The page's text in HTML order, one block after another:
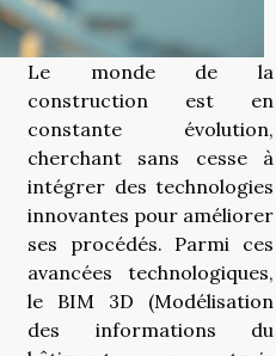
Le monde de la
construction est en
constante évolution,
cherchant sans cesse à
intégrer des technologies
innovantes pour améliorer
ses procédés. Parmi ces
avancées technologiques,
le BIM 3D (Modélisation
des informations du